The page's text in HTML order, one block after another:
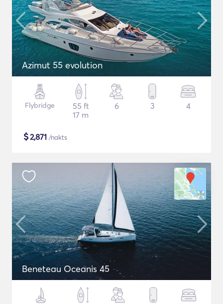
Azimut 55 evolution
Flybridge
55 ft
17 m
6 3 4
$2,871 /nakts
Beneteau Oceanis 45